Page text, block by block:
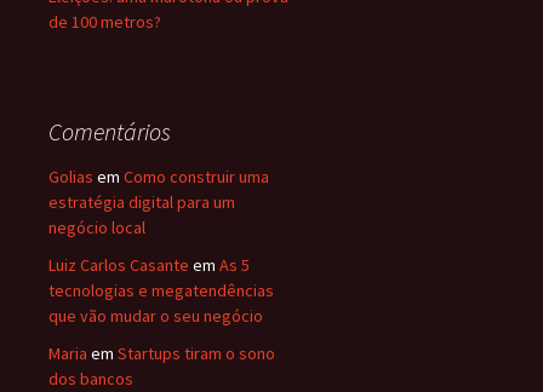
de 100 metros?
Comentários
Golias em Como construir uma
estratégia digital para um
negócio local
Luiz Carlos Casante em As 5
tecnologias e megatendências
que vão mudar o seu negócio
Maria em Startups tiram o sono
dos bancos